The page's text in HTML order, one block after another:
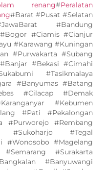
renang#Peralatan
#Barat #Pusat #Selatan
#Bandung
#Ciamis #Cianjur
#Karawang #Kuningan
#Purwakarta #Subang
#Bekasi #Cimahi
#Tasikmalaya
#Banyumas #Batang
#Cilacap #Demak
#Kebumen
#Pati #Pekalongan
#Purworejo #Rembang
#Sukoharjo #Tegal
#Wonosobo #Magelang
#Surakarta
#Banyuwangi